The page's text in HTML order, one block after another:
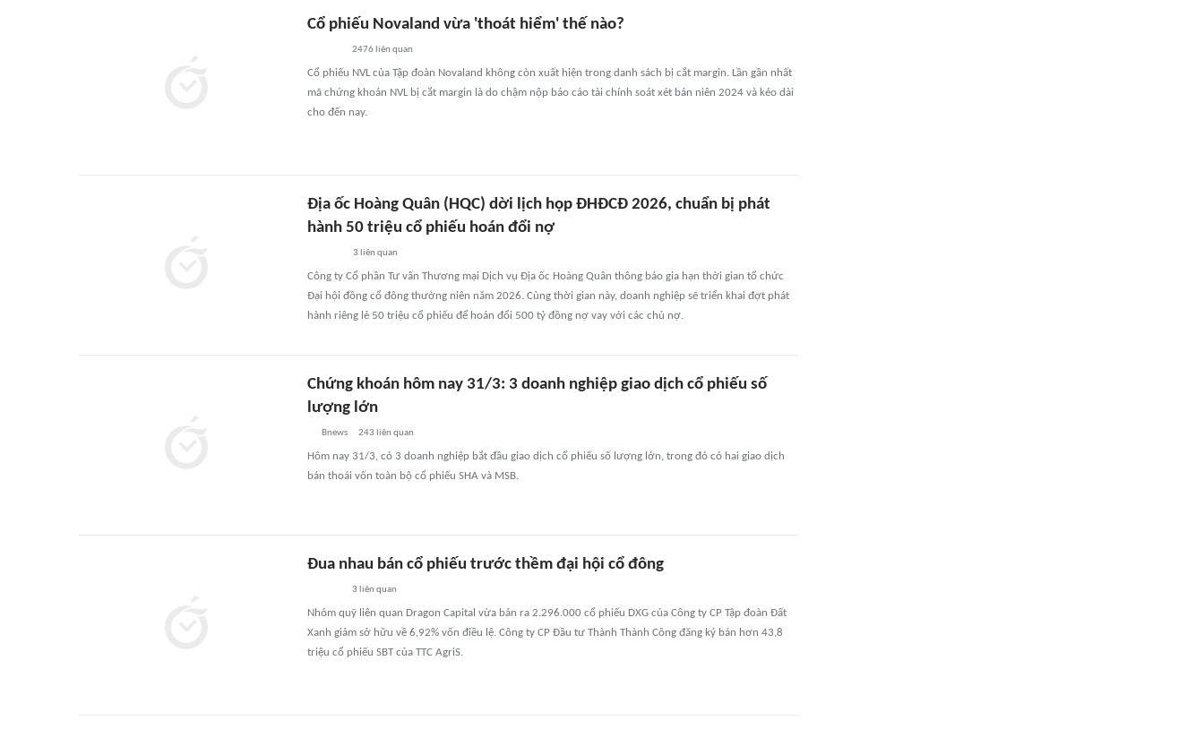
Cổ phiếu Novaland vừa 'thoát hiểm' thế nào?
2476 liên quan
Cổ phiếu NVL của Tập đoàn Novaland không còn xuất hiện trong danh sách bị cắt margin. Lần gần nhất
mã chứng khoán NVL bị cắt margin là do chậm nộp báo cáo tài chính soát xét bán niên 2024 và kéo dài
cho đến nay.
Địa ốc Hoàng Quân (HQC) dời lịch họp ĐHĐCĐ 2026, chuẩn bị phát
hành 50 triệu cổ phiếu hoán đổi nợ
3 liên quan
Công ty Cổ phần Tư vấn Thương mại Dịch vụ Địa ốc Hoàng Quân thông báo gia hạn thời gian tổ chức
Đại hội đồng cổ đông thường niên năm 2026. Cùng thời gian này, doanh nghiệp sẽ triển khai đợt phát
hành riêng lẻ 50 triệu cổ phiếu để hoán đổi 500 tỷ đồng nợ vay với các chủ nợ.
Chứng khoán hôm nay 31/3: 3 doanh nghiệp giao dịch cổ phiếu số
lượng lớn
Bnews 243 liên quan
Hôm nay 31/3, có 3 doanh nghiệp bắt đầu giao dịch cổ phiếu số lượng lớn, trong đó có hai giao dịch
bán thoái vốn toàn bộ cổ phiếu SHA và MSB.
Đua nhau bán cổ phiếu trước thềm đại hội cổ đông
3 liên quan
Nhóm quỹ liên quan Dragon Capital vừa bán ra 2.296.000 cổ phiếu DXG của Công ty CP Tập đoàn Đất
Xanh giảm sở hữu về 6,92% vốn điều lệ. Công ty CP Đầu tư Thành Thành Công đăng ký bán hơn 43,8
triệu cổ phiếu SBT của TTC AgriS.